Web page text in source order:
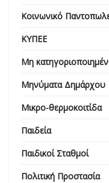
Κοινωνικό
ΚΥΠΕΕ
Μη
Μηνύματα Δημάρχου
Μικρο-θερμοκοιτίδα
Παιδεία
Παιδικοί Σταθμοί
Πολιτική Προστασία